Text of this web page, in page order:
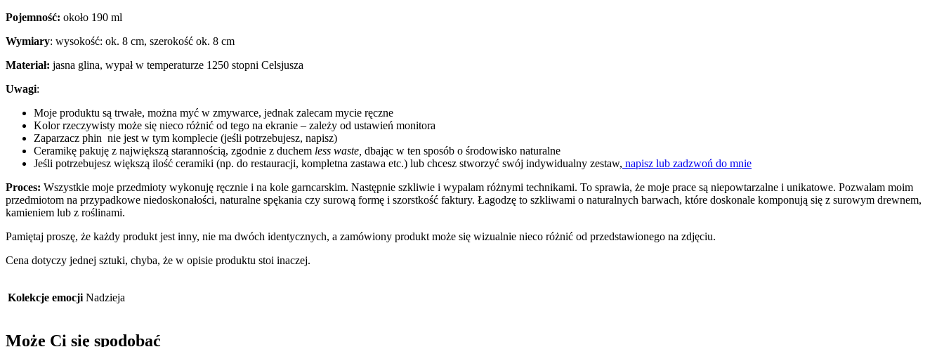
Pojemność: około 190 ml
Wymiary: wysokość: ok. 8 cm, szerokość ok. 8 cm
Materiał: jasna glina, wypał w temperaturze 1250 stopni Celsjusza
Uwagi:
Moje produktu są trwałe, można myć w zmywarce, jednak zalecam mycie ręczne
Kolor rzeczywisty może się nieco różnić od tego na ekranie – zależy od ustawień monitora
Zaparzacz phin nie jest w tym komplecie (jeśli potrzebujesz, napisz)
Ceramikę pakuję z największą starannością, zgodnie z duchem less waste, dbając w ten sposób o środowisko naturalne
Jeśli potrzebujesz większą ilość ceramiki (np. do restauracji, kompletna zastawa etc.) lub chcesz stworzyć swój indywidualny zestaw, napisz lub zadzwoń do mnie
Proces: Wszystkie moje przedmioty wykonuję ręcznie i na kole garncarskim. Następnie szkliwie i wypalam różnymi technikami. To sprawia, że moje prace są niepowtarzalne i unikatowe. Pozwalam moim
przedmiotom na przypadkowe niedoskonałości, naturalne spękania czy surową formę i szorstkość faktury. Łagodzę to szkliwami o naturalnych barwach, które doskonale komponują się z surowym drewnem,
kamieniem lub z roślinami.
Pamiętaj proszę, że każdy produkt jest inny, nie ma dwóch identycznych, a zamówiony produkt może się wizualnie nieco różnić od przedstawionego na zdjęciu.
Cena dotyczy jednej sztuki, chyba, że w opisie produktu stoi inaczej.
Kolekcje emocji Nadzieja
Może Ci się spodobać